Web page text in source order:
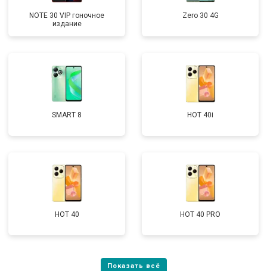
NOTE 30 VIP гоночное
издание
Zero 30 4G
SMART 8 HOT 40i
HOT 40 HOT 40 PRO